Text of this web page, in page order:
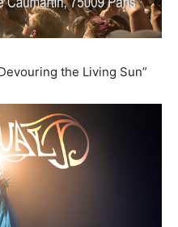
the Living Sun”